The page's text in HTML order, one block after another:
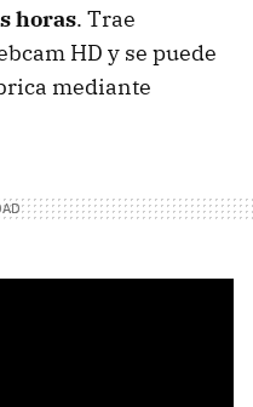
horas. Trae
HD y se puede
mediante